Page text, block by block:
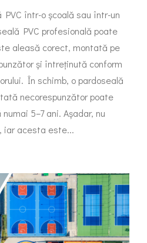
într-o școală sau într-un
PVC profesională poate
aleasă corect, montată pe
și întreținută conform
În schimb, o pardoseală
necorespunzător poate
5–7 ani. Așadar, nu
iar acesta este...